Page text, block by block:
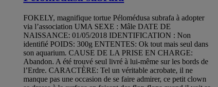
FOKELY, magnifique tortue Pélomédusa subrafa à adopter
via l’association UMA SEXE : Mâle DATE DE
NAISSANCE: 01/05/2018 IDENTIFICATION : Non
identifié POIDS: 300g ENTENTES: Ok tout mais seul dans
son aquarium. CAUSE DE LA PRISE EN CHARGE:
Abandon. A été trouvé seul livré à lui-même sur les bords de
l’Erdre. CARACTÈRE: Tel un véritable acrobate, il ne
manque pas une occasion de se faire admirer, ce petit clown